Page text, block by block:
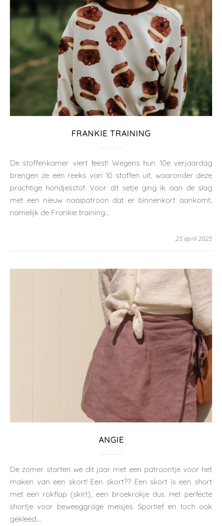
FRANKIE TRAINING
De stoffenkamer viert feest! Wegens hun 10e verjaardag
brengen ze een reeks van 10 stoffen uit, waaronder deze
prachtige hondjesstof. Voor dit setje ging ik aan de slag
met een nieuw naaipatroon dat er binnenkort aankomt,
namelijk de Frankie training.…
25 april 2025
ANGIE
De zomer starten we dit jaar met een patroontje voor het
maken van een skort! Een skort?? Een skort is een short
met een rokflap (skirt), een broekrokje dus. Het perfecte
shortje voor beweeggrage meisjes. Sportief en toch ook
gekleed.…